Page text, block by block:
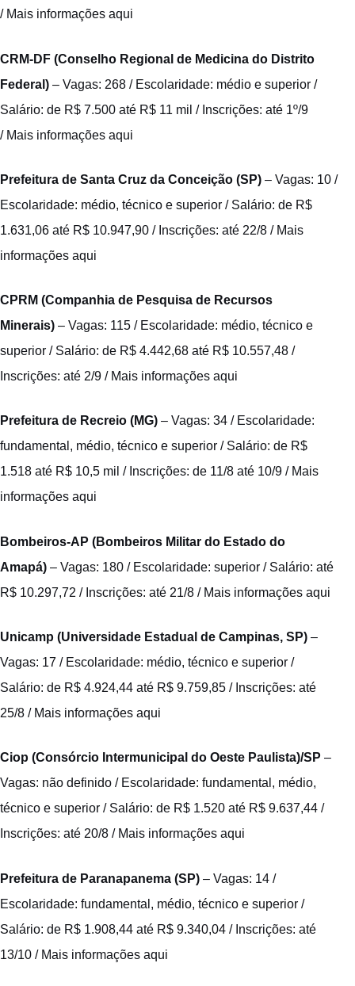
/ Mais informações aqui
CRM-DF (Conselho Regional de Medicina do Distrito
Federal) – Vagas: 268 / Escolaridade: médio e superior /
Salário: de R$ 7.500 até R$ 11 mil / Inscrições: até 1º/9
/ Mais informações aqui
Prefeitura de Santa Cruz da Conceição (SP) – Vagas: 10 /
Escolaridade: médio, técnico e superior / Salário: de R$
1.631,06 até R$ 10.947,90 / Inscrições: até 22/8 / Mais
informações aqui
CPRM (Companhia de Pesquisa de Recursos
Minerais) – Vagas: 115 / Escolaridade: médio, técnico e
superior / Salário: de R$ 4.442,68 até R$ 10.557,48 /
Inscrições: até 2/9 / Mais informações aqui
Prefeitura de Recreio (MG) – Vagas: 34 / Escolaridade:
fundamental, médio, técnico e superior / Salário: de R$
1.518 até R$ 10,5 mil / Inscrições: de 11/8 até 10/9 / Mais
informações aqui
Bombeiros-AP (Bombeiros Militar do Estado do
Amapá) – Vagas: 180 / Escolaridade: superior / Salário: até
R$ 10.297,72 / Inscrições: até 21/8 / Mais informações aqui
Unicamp (Universidade Estadual de Campinas, SP) –
Vagas: 17 / Escolaridade: médio, técnico e superior /
Salário: de R$ 4.924,44 até R$ 9.759,85 / Inscrições: até
25/8 / Mais informações aqui
Ciop (Consórcio Intermunicipal do Oeste Paulista)/SP –
Vagas: não definido / Escolaridade: fundamental, médio,
técnico e superior / Salário: de R$ 1.520 até R$ 9.637,44 /
Inscrições: até 20/8 / Mais informações aqui
Prefeitura de Paranapanema (SP) – Vagas: 14 /
Escolaridade: fundamental, médio, técnico e superior /
Salário: de R$ 1.908,44 até R$ 9.340,04 / Inscrições: até
13/10 / Mais informações aqui